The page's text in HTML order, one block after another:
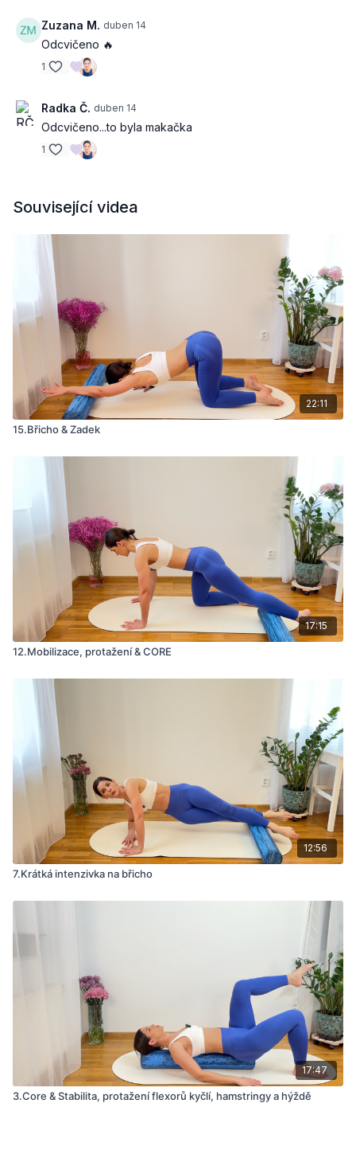
Zuzana M. duben 14
Odcvičeno 🔥
1
Radka Č. duben 14
Odcvičeno...to byla makačka
1
Související videa
22:11
15.Břicho & Zadek
17:15
12.Mobilizace, protažení & CORE
12:56
7.Krátká intenzivka na břicho
17:47
3.Core & Stabilita, protažení flexorů kyčlí, hamstringy a hýždě